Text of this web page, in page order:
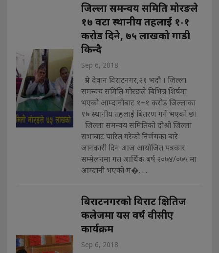
जिल्ला समन्वय समिति मोरङले
१७ वटा स्थानीय तहलाई १-१
करोड दिने, ७५ लाखको गाडी
किन्दै
Sep 6, 2018
प्रेम देवान विराटनगर,२१ भदौ । जिल्ला
समन्वय समिति मोरङले बिभिन्न शिर्षमा
भएको आम्दानीबाट १÷१ करोड जिल्लाका
१७ स्थानीय तहलाई बितरण गर्ने भएको छ।
जिल्ला समन्वय समितिको दोश्रो जिल्ला
सभाबाट पारित गरेको निर्णयका बारे
जानकारी दिन आज आयोजित पत्रकार
सम्मेलनमा गत आर्थिक बर्ष २०७४/०७५ मा
आम्दानी भएको म�. . .
बिराटनगरको विराट क्षितिज
कलेजमा यस वर्ष वीसीए
कार्यक्रम
Sep 6, 2018